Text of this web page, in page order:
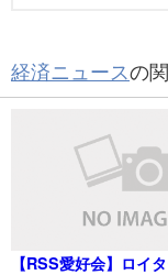
経済ニュースの
【RSS愛好会】ロイ